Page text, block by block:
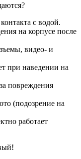
с водой.
на корпусе после
видео- и
при наведении на
повреждения
(подозрение на
работает